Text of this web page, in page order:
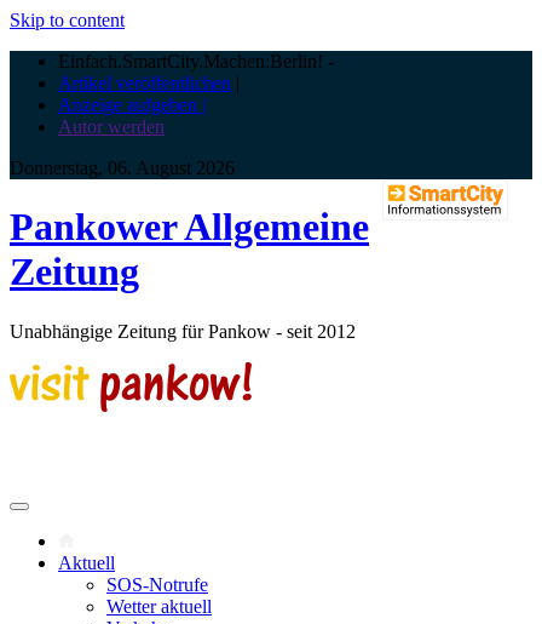
Skip to content
Einfach.SmartCity.Machen:Berlin! -
Artikel veröffentlichen |
Anzeige aufgeben |
Autor werden
Donnerstag, 06. August 2026
Pankower Allgemeine
Zeitung
Unabhängige Zeitung für Pankow - seit 2012
Aktuell
SOS-Notrufe
Wetter aktuell